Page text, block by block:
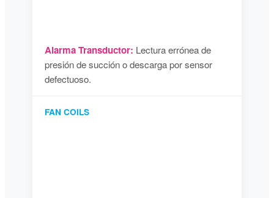
Alarma Transductor: Lectura errónea de
presión de succión o descarga por sensor
defectuoso.
FAN COILS